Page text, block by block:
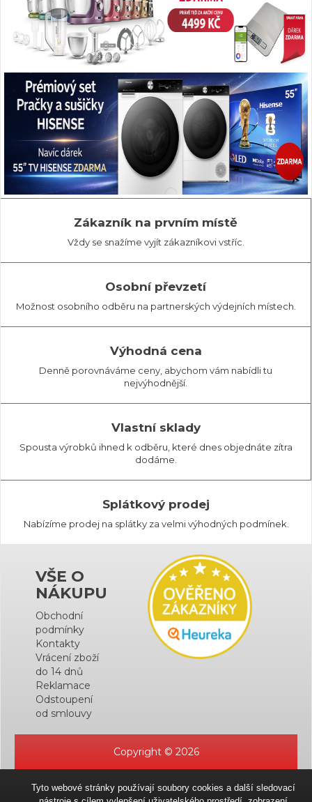
Zákazník na prvním místě
Vždy se snažíme vyjít zákazníkovi vstříc.
Osobní převzetí
Možnost osobního odběru na partnerských výdejních místech.
Výhodná cena
Denně porovnáváme ceny, abychom vám nabídli tu
nejvýhodnější.
Vlastní sklady
Spousta výrobků ihned k odběru, které dnes objednáte zítra
dodáme.
Splátkový prodej
Nabízíme prodej na splátky za velmi výhodných podmínek.
VŠE O
NÁKUPU
Obchodní
podmínky
Kontakty
Vrácení zboží
do 14 dnů
Reklamace
Odstoupení
od smlouvy
Copyright © 2026
Tyto webové stránky používají soubory cookies a další sledovací